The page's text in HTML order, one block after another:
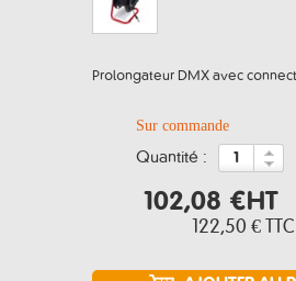
Prolongateur DMX avec
Sur commande
quantité :
102,08 €HT
122,50 € TTC